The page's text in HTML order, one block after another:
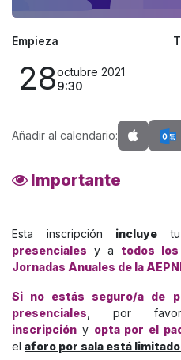
Empieza
28octubre 2021
9:30
Añadir al calendario:
Importante
Esta inscripción incluye
presenciales y a todos
Jornadas Anuales de la
Si no estás seguro/a de
presenciales , por
inscripción y opta por el
el aforo por sala está limitado